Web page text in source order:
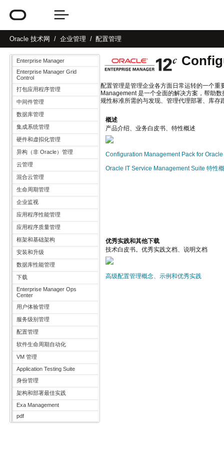
Oracle 技术网 企业管理 配置管理
Enterprise Manager
Enterprise Manager Grid
Control
打包应用程序管理
中间件管理
数据库管理
集成系统管理
硬件和虚拟化管理
异构（非 Oracle）管理
云管理
混合云管理
生命周期管理
企业监视
应用程序性能管理
应用程序质量管理
框架和基础架构
安装和升级
数据库性能管理
下载
Enterprise Manager Ops
Center
用户体验管理
服务级别管理
配置管理
软件生命周期自动化
VM 管理
Application Testing Suite
身份管理
架构和部署最佳实践
Exa Management
pdf
配置管理是管理企业各方面日常运转的一个
Management 是一个全面的解决方案，帮助
规性标准所需的与发现、管理代理部署、库
概述
产品介绍、业务白皮书、特性概述
Configuration Management Pack for
Oracle IT Service Management Suite 特性
优秀实践和其他下载
技术白皮书。优秀实践文档、说明文档
高级配置管理概念、示例和优秀实践